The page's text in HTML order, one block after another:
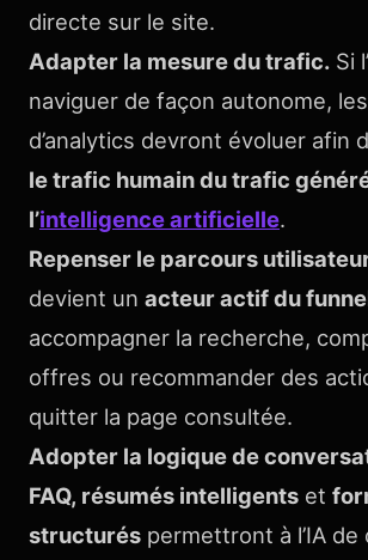
directe sur le site.
Adapter la mesure du trafic. Si
naviguer de façon autonome,
d’analytics devront évoluer afin
le trafic humain du trafic
l’intelligence artificielle.
Repenser le parcours
devient un acteur actif du
accompagner la recherche,
offres ou recommander des
quitter la page consultée.
Adopter la logique de
FAQ, résumés intelligents et
structurés permettront à l’IA